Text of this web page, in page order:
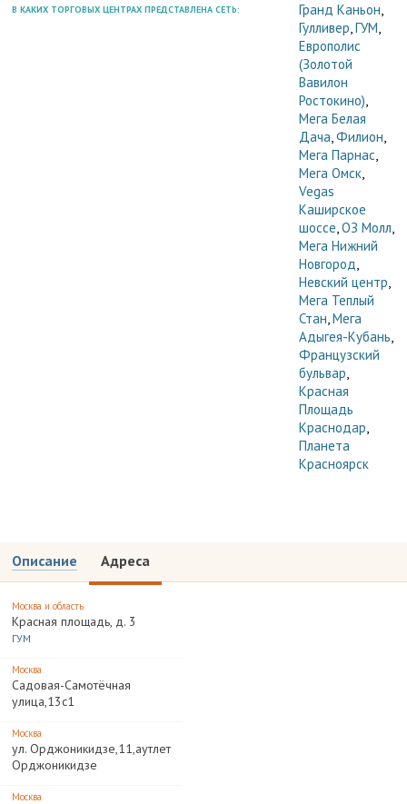
В КАКИХ ТОРГОВЫХ ЦЕНТРАХ ПРЕДСТАВЛЕНА СЕТЬ: Гранд Каньон,
Гулливер,ГУМ,
Европолис
(Золотой
Вавилон
Ростокино),
Мега Белая
Дача,Филион,
Мега Парнас,
Мега Омск,
Vegas
Каширское
шоссе,ОЗ Молл,
Мега Нижний
Новгород,
Невский центр,
Мега Теплый
Стан,Мега
Адыгея-Кубань,
Французский
бульвар,
Красная
Площадь
Краснодар,
Планета
Красноярск
Описание Адреса
Москва и область
Красная площадь, д. 3
ГУМ
Москва
Садовая-Самотёчная
улица,13с1
Москва
ул. Орджоникидзе,11,аутлет
Орджоникидзе
Москва